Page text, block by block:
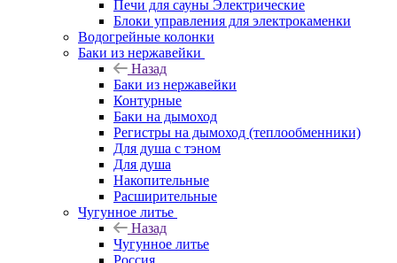
Печи для сауны Электрические
Блоки управления для электрокаменки
Водогрейные колонки
Баки из нержавейки
Назад
Баки из нержавейки
Контурные
Баки на дымоход
Регистры на дымоход (теплообменники)
Для душа с тэном
Для душа
Накопительные
Расширительные
Чугунное литье
Назад
Чугунное литье
Россия